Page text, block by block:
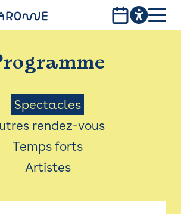
PUBLICS
Menu
Saison
Spectacles
rendez-vous
Temps forts
Artistes